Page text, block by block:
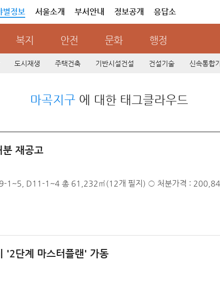
별정보 서울소개 부서안내 정보공개 응답소
복지 안전 문화 행정
도시재생 주택건축 기반시설건설 건설기술 신속통합
마곡지구 에 대한 태그클라우드
분 재공고
1~5, D11-1~4 총 61,232㎡(12개 필지) ○ 처분가격 :
'2단계 마스터플랜' 가동